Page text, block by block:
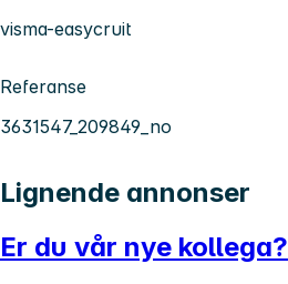
visma-easycruit
Referanse
3631547_209849_no
Lignende annonser
Er du vår nye kollega?